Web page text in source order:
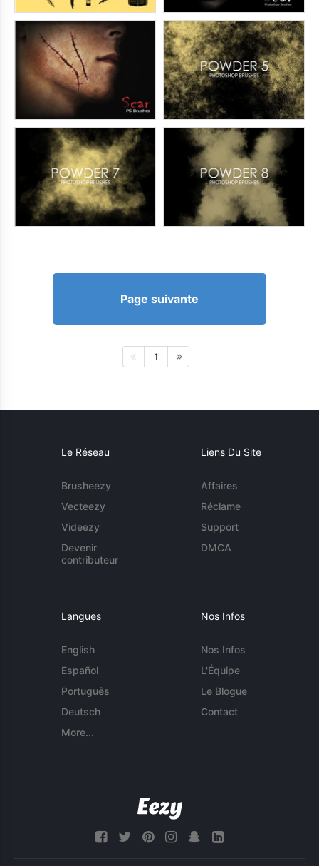
Page suivante
1
Le Réseau
Brusheezy
Vecteezy
Videezy
Devenir
contributeur
Liens Du Site
Affaires
Réclame
Support
DMCA
Langues
English
Español
Português
Deutsch
More...
Nos Infos
Nos Infos
L'Équipe
Le Blogue
Contact